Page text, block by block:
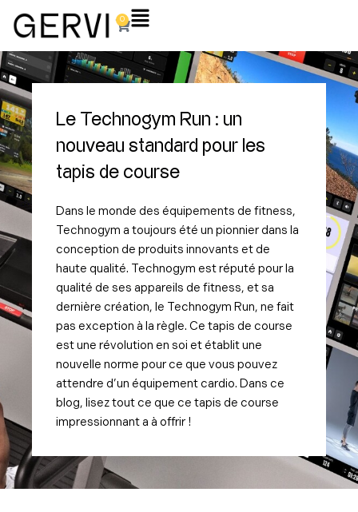
0
Panier
Flyout
Le Technogym Run : un
nouveau standard pour les
tapis de course
Dans le monde des équipements de fitness,
Technogym a toujours été un pionnier dans la
conception de produits innovants et de
haute qualité. Technogym est réputé pour la
qualité de ses appareils de fitness, et sa
dernière création, le Technogym Run, ne fait
pas exception à la règle. Ce tapis de course
est une révolution en soi et établit une
nouvelle norme pour ce que vous pouvez
attendre d’un équipement cardio. Dans ce
blog, lisez tout ce que ce tapis de course
impressionnant a à offrir !